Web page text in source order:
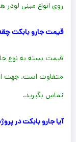
روی انواع مینی
قیمت جارو بابکت
قیمت بسته به نوع
متفاوت است. جهت
تماس بگیرید.
آیا جارو بابکت در